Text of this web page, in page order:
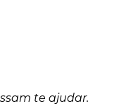
te ajudar.